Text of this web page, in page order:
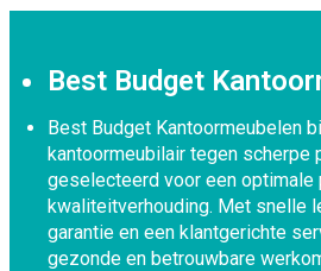
Best Budget
Best Budget Kantoormeubelen
kantoormeubilair tegen scherpe
geselecteerd voor een optimale
kwaliteitverhouding. Met snelle
garantie en een klantgerichte
gezonde en betrouwbare